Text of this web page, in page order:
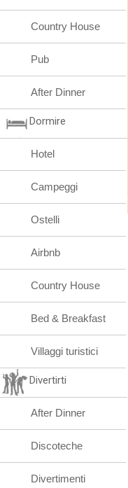
Country House
Pub
After Dinner
Dormire
Hotel
Campeggi
Ostelli
Airbnb
Country House
Bed & Breakfast
Villaggi turistici
Divertirti
After Dinner
Discoteche
Divertimenti